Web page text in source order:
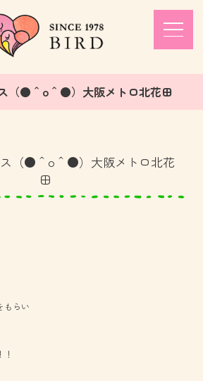
（●＾o＾●）大阪メトロ北花田
（●＾o＾●）大阪メトロ北花
田
もらい